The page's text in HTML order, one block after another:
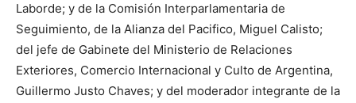
Laborde; y de la Comisión Interparlamentaria de
Seguimiento, de la Alianza del Pacifico, Miguel Calisto;
del jefe de Gabinete del Ministerio de Relaciones
Exteriores, Comercio Internacional y Culto de Argentina,
Guillermo Justo Chaves; y del moderador integrante de la